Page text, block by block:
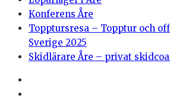
Konferens Åre
Topptursresa – Topptur och
Sverige 2025
Skidlärare Åre – privat